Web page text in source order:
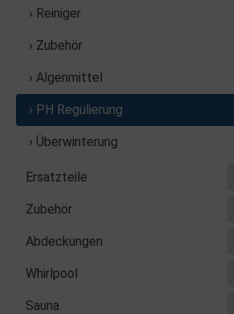
› Reiniger
› Zubehör
› Algenmittel
› PH Regulierung
› Überwinterung
Ersatzteile
Zubehör
Abdeckungen
Whirlpool
Sauna